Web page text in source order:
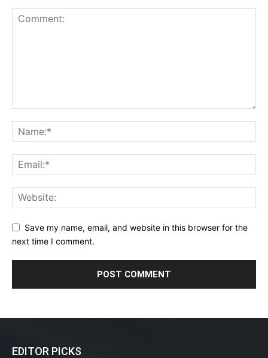
Save my name, email, and website in this browser for the
next time I comment.
EDITOR PICKS